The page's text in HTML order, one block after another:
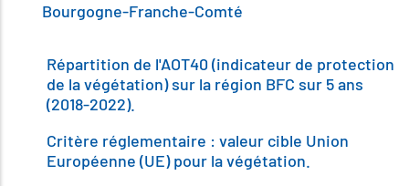
Bourgogne-Franche-Comté
Body
Répartition de l'AOT40 (indicateur de protection
de la végétation) sur la région BFC sur 5 ans
(2018-2022).
Critère réglementaire : valeur cible Union
Européenne (UE) pour la végétation.